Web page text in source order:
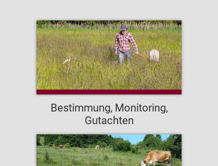
Bestimmung, Monitoring,
Gutachten